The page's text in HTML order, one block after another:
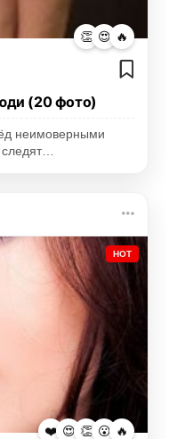
👏 😍 🔥
(20 фото)
неимоверными
следят…
HOT
❤️ 😍 👏 😮 🔥